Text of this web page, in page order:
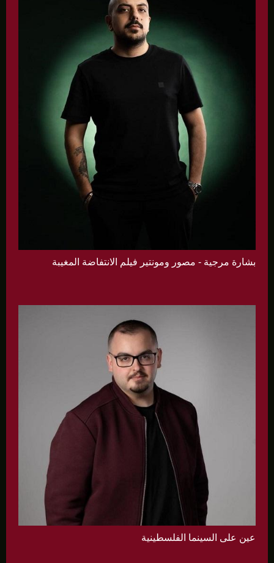
بشارة مرجية - مصور ومونتير فيلم الانتفاضة المغيبة
عين على السينما الفلسطينية